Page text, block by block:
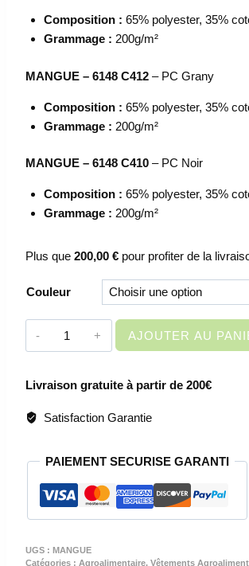
Composition : 65% polyester, 35%
Grammage : 200g/m²
MANGUE – 6148 C412 – PC Grany
Composition : 65% polyester, 35%
Grammage : 200g/m²
MANGUE – 6148 C410 – PC Noir
Composition : 65% polyester, 35%
Grammage : 200g/m²
Plus que 200,00 € pour profiter de la
Couleur
quantité
DE
FEMME
MANGUE
6148
AJOUTER AU
Livraison gratuite à partir de 200€
Satisfaction Garantie
PAIEMENT SECURISE GARANTI
UGS : MANGUE
Catégories : Agroalimentaire, Vêtements